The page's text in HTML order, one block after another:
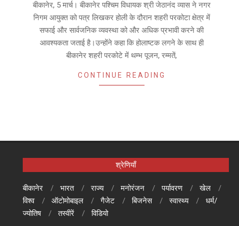
06
बीकानेर, 5 मार्च। बीकानेर पश्चिम विधायक श्री जेठानंद व्यास ने नगर
निगम आयुक्त को पत्र लिखकर होली के दौरान शहरी परकोटा क्षेत्र में
सफाई और सार्वजनिक व्यवस्था को और अधिक प्रभावी करने की
आवश्यकता जताई है।उन्होंने कहा कि होलाष्टक लगने के साथ ही
बीकानेर शहरी परकोटे में थम्भ पूजन, रम्मतें,
CONTINUE READING
श्रेणियाँ
बीकानेर भारत राज्य मनोरंजन पर्यावरण
खेल
विश्व
ऑटोमोबाइल गैजेट बिजनेस स्वास्थ्य
धर्म/
ज्योतिष
तस्वीरें विडियो